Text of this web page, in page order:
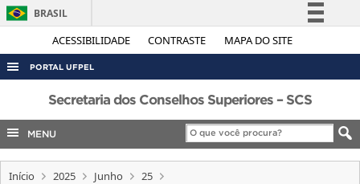
ACESSIBILIDADE CONTRASTE MAPA DO SITE
BRASIL
Simplifique!
Acesso à informação
Legislação
Canais
PORTAL UFPEL
ACESSO À INFORMAÇÃO
AUDITORIA
COBALTO
CONCURSOS
Secretaria dos Conselhos Superiores – SCS
MENU
Início 2025 Junho
25